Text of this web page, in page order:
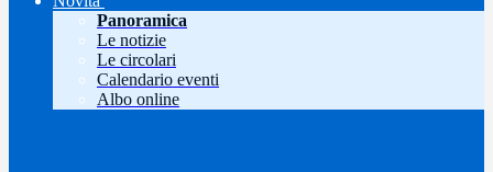
Panoramica
Le notizie
Le circolari
Calendario eventi
Albo online